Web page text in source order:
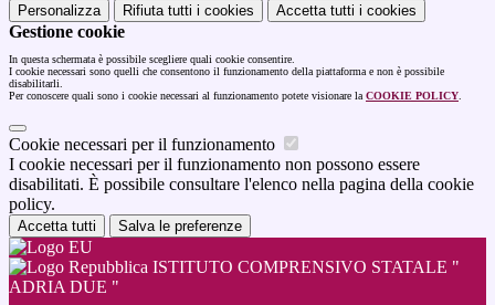
Personalizza Rifiuta tutti i cookies Accetta tutti i cookies
Gestione cookie
In questa schermata è possibile scegliere quali cookie consentire.
I cookie necessari sono quelli che consentono il funzionamento della piattaforma e non è possibile
disabilitarli.
Per conoscere quali sono i cookie necessari al funzionamento potete visionare la COOKIE POLICY
Cookie necessari per il funzionamento
I cookie necessari per il funzionamento non possono essere
disabilitati. È possibile consultare l'elenco nella pagina della cookie
policy.
Accetta tutti Salva le preferenze
ISTITUTO COMPRENSIVO STATALE "
ADRIA DUE "